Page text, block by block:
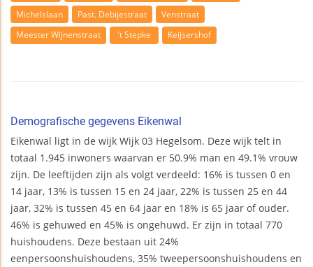
Michelslaan
Past. Debijestraat
Venstraat
Meester Wijnenstraat
't Stepke Keijsershof
Demografische gegevens Eikenwal
Eikenwal ligt in de wijk Wijk 03 Hegelsom. Deze wijk telt in
totaal 1.945 inwoners waarvan er 50.9% man en 49.1% vrouw
zijn. De leeftijden zijn als volgt verdeeld: 16% is tussen 0 en
14 jaar, 13% is tussen 15 en 24 jaar, 22% is tussen 25 en 44
jaar, 32% is tussen 45 en 64 jaar en 18% is 65 jaar of ouder.
46% is gehuwed en 45% is ongehuwd. Er zijn in totaal 770
huishoudens. Deze bestaan uit 24%
eenpersoonshuishoudens, 35% tweepersoonshuishoudens en